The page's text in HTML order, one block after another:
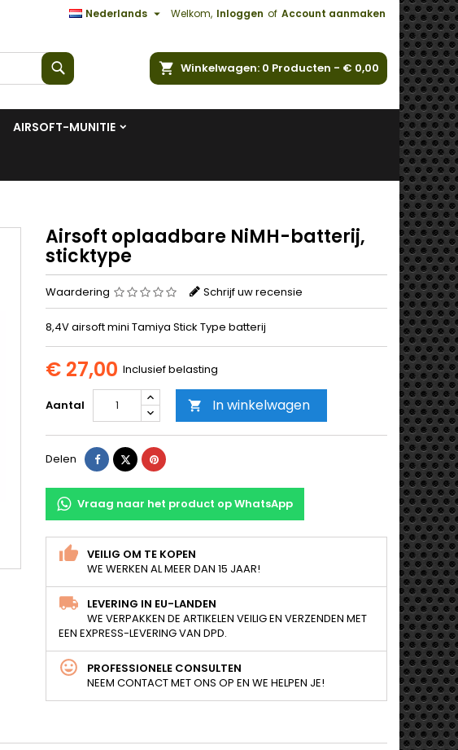
Welkom, Inloggen of Account aanmaken
Nederlands 
Winkelwagen 0 Producten - € 0,00
AIRSOFT-MUNITIE
Airsoft oplaadbare NiMH-batterij,
sticktype
Waardering Schrijf uw recensie
8,4V airsoft mini Tamiya Stick Type batterij
€ 27,00 Inclusief belasting
Aantal  In winkelwagen
Delen DelenTweetPinterest
Vraag naar het product op WhatsApp
VEILIG OM TE KOPEN
WE WERKEN AL MEER DAN 15 JAAR!
LEVERING IN EU-LANDEN
WE VERPAKKEN DE ARTIKELEN VEILIG EN VERZENDEN MET
EEN EXPRESS-LEVERING VAN DPD.
PROFESSIONELE CONSULTEN
NEEM CONTACT MET ONS OP EN WE HELPEN JE!